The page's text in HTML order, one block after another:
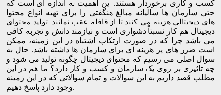
کسب و کاری برخوردار هستند. این اهمیت به اندازه ای است که
حتی سازمان ها سالیانه مبالغ هنگفتی را برای تهیه انواع محتوا
های دیجیتالی هزینه می کنند تا از قافله عقب نمانند. تولید محتوای
دیجیتال هم کار نسبتاً دشواری است و نیازمند دانش و تجربه کافی
می باشد چرا که در صورت ارتکاب اشتباه در این زمینه، ممکن
است ضرر های پر هزینه ای برای سازمان ها داشته باشد. حال به
سوال اصلی می رسیم که محتوای دیجیتال چگونه تولید می شود و
چه تاثیری بر روی یک سازمان و کسب و کار دارد؟ ما هم در این
مطلب قصد داریم به این سوالات و تمام سوالاتی که در این زمینه
وجود دارد پاسخ دهیم.